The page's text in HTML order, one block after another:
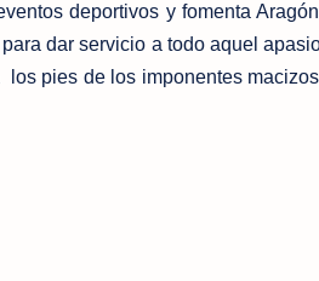
deportivos y fomenta
dar servicio a todo aquel
los pies de los imponentes